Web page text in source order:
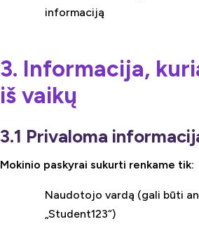
informaciją
3. Informacija,
iš vaikų
3.1 Privaloma
Mokinio paskyrai sukurti renkame tik:
Naudotojo vardą (gali būti
„Student123“)